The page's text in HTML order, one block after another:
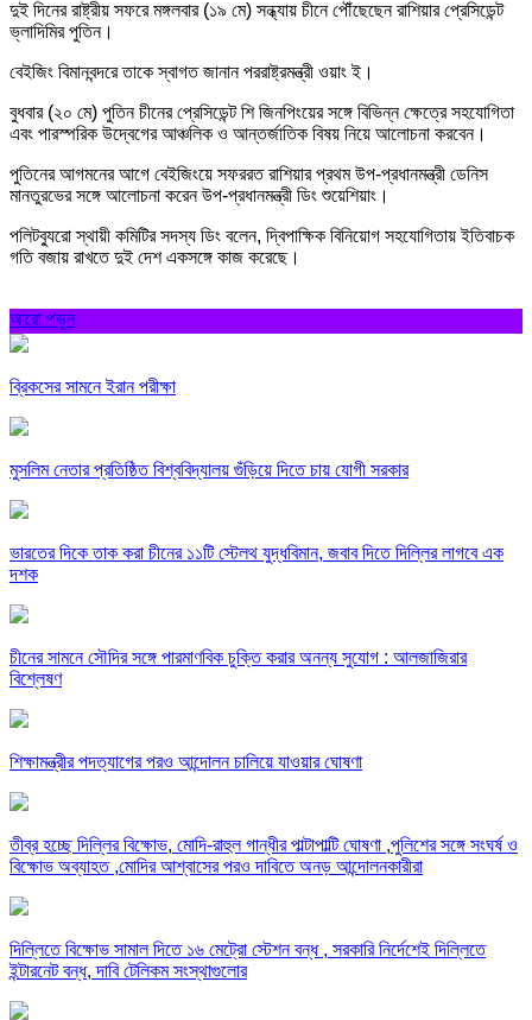
দুই দিনের রাষ্ট্রীয় সফরে মঙ্গলবার (১৯ মে) সন্ধ্যায় চীনে পৌঁছেছেন রাশিয়ার প্রেসিডেন্ট
ভ্লাদিমির পুতিন।
বেইজিং বিমানবন্দরে তাকে স্বাগত জানান পররাষ্ট্রমন্ত্রী ওয়াং ই।
বুধবার (২০ মে) পুতিন চীনের প্রেসিডেন্ট শি জিনপিংয়ের সঙ্গে বিভিন্ন ক্ষেত্রে সহযোগিতা
এবং পারস্পরিক উদ্বেগের আঞ্চলিক ও আন্তর্জাতিক বিষয় নিয়ে আলোচনা করবেন।
পুতিনের আগমনের আগে বেইজিংয়ে সফররত রাশিয়ার প্রথম উপ-প্রধানমন্ত্রী ডেনিস
মানতুরভের সঙ্গে আলোচনা করেন উপ-প্রধানমন্ত্রী ডিং শুয়েশিয়াং।
পলিটব্যুরো স্থায়ী কমিটির সদস্য ডিং বলেন, দ্বিপাক্ষিক বিনিয়োগ সহযোগিতায় ইতিবাচক
গতি বজায় রাখতে দুই দেশ একসঙ্গে কাজ করেছে।
আরো পড়ুন
ব্রিকসের সামনে ইরান পরীক্ষা
মুসলিম নেতার প্রতিষ্ঠিত বিশ্ববিদ্যালয় গুঁড়িয়ে দিতে চায় যোগী সরকার
ভারতের দিকে তাক করা চীনের ১১টি স্টেলথ যুদ্ধবিমান, জবাব দিতে দিল্লির লাগবে এক
দশক
চীনের সামনে সৌদির সঙ্গে পারমাণবিক চুক্তি করার অনন্য সুযোগ : আলজাজিরার
বিশ্লেষণ
শিক্ষামন্ত্রীর পদত্যাগের পরও আন্দোলন চালিয়ে যাওয়ার ঘোষণা
তীব্র হচ্ছে দিল্লির বিক্ষোভ, মোদি-রাহুল গান্ধীর পাল্টাপাল্টি ঘোষণা ,পুলিশের সঙ্গে সংঘর্ষ ও
বিক্ষোভ অব্যাহত ,মোদির আশ্বাসের পরও দাবিতে অনড় আন্দোলনকারীরা
দিল্লিতে বিক্ষোভ সামাল দিতে ১৬ মেট্রো স্টেশন বন্ধ , সরকারি নির্দেশেই দিল্লিতে
ইন্টারনেট বন্ধ, দাবি টেলিকম সংস্থাগুলোর